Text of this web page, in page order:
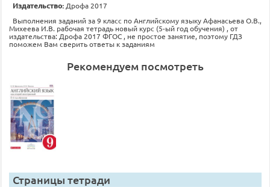
Издательство: Дрофа 2017
Выполнения заданий за 9 класс по Английскому языку Афанасьева О.В.,
Михеева И.В. рабочая тетрадь новый курс (5-ый год обучения) , от
издательства: Дрофа 2017 ФГОС , не простое занятие, поэтому ГДЗ
поможем Вам сверить ответы к заданиям
Рекомендуем посмотреть
Страницы тетради